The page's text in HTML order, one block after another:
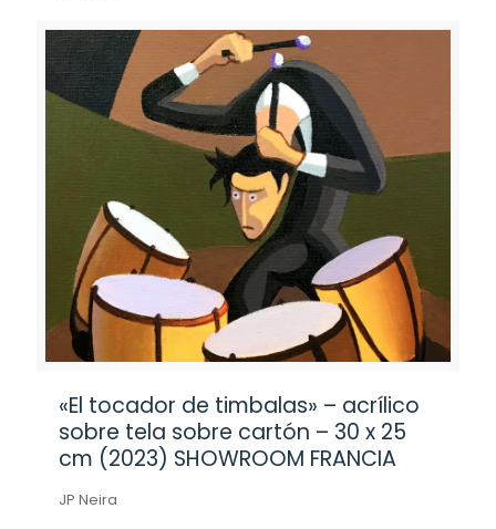
«El tocador de timbalas» – acrílico
sobre tela sobre cartón – 30 x 25
cm (2023) SHOWROOM FRANCIA
JP Neira